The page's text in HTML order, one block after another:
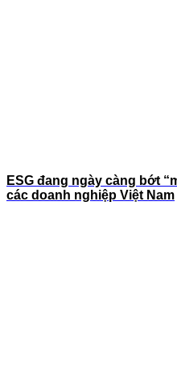
ESG đang ngày càng bớt
các doanh nghiệp Việt Nam